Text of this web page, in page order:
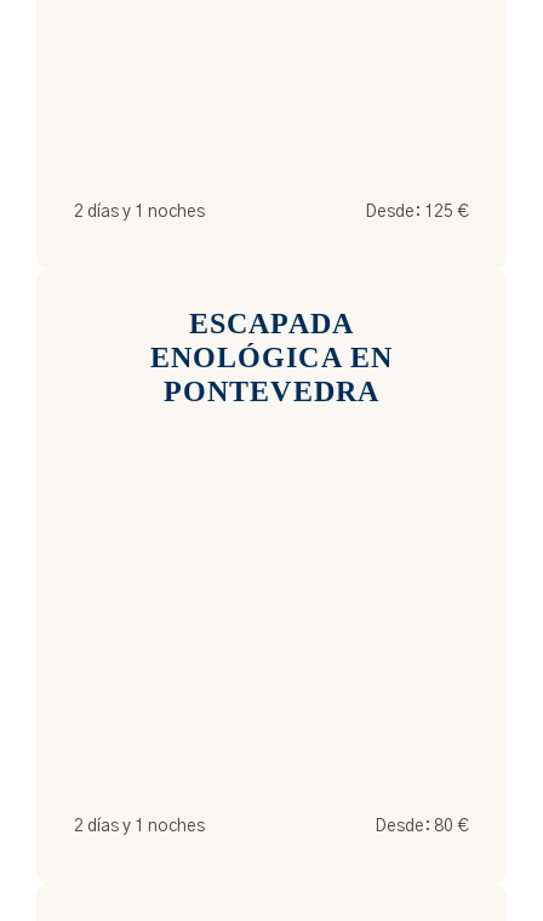
2 días y 1 noches Desde: 125 €
ESCAPADA
ENOLÓGICA EN
PONTEVEDRA
2 días y 1 noches Desde: 80 €